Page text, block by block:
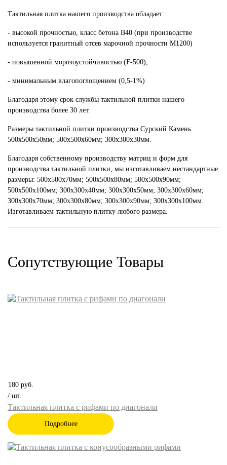
Тактильная плитка нашего производства обладает:
- высокой прочностью, класс бетона В40 (при производстве
используется гранитный отсев марочной прочности М1200)
- повышенной морозоустойчивостью (F-500);
- минимальным влагопоглощением (0,5-1%)
Благодаря этому срок службы тактильной плитки нашего
производства более 30 лет.
Размеры тактильной плитки производства Сурский Камень:
500х500х50мм; 500х500х60мм; 300х300х30мм.
Благодаря собственному производству матриц и форм для
производства тактильной плитки, мы изготавливаем нестандартные
размеры: 500х500х70мм; 500х500х80мм; 500х500х90мм;
500х500х100мм; 300х300х40мм; 300х300х50мм; 300х300х60мм;
300х300х70мм; 300х300х80мм; 300х300х90мм; 300х300х100мм.
Изготавливаем тактильную плитку любого размера.
Сопутствующие Товары
180 руб.
/ шт.
Тактильная плитка с рифами по диагонали
Подробнее